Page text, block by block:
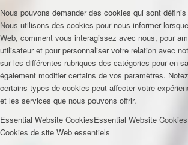
Nous pouvons demander des cookies qui sont
Nous utilisons des cookies pour nous informer
Web, comment vous interagissez avec nous, pour
utilisateur et pour personnaliser votre relation avec
sur les différentes rubriques des catégories pour en
également modifier certains de vos paramètres.
certains types de cookies peut affecter votre
et les services que nous pouvons offrir.
Essential Website CookiesEssential Website Cookies
Cookies de site Web essentiels